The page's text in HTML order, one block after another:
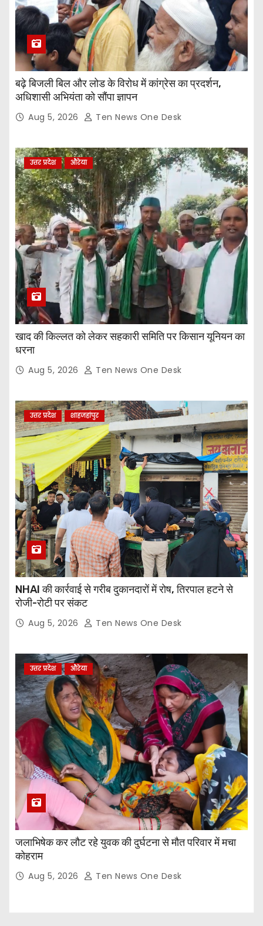
बढ़े बिजली बिल और लोड के विरोध में कांग्रेस का प्रदर्शन,
अधिशासी अभियंता को सौंपा ज्ञापन
Aug 5, 2026 Ten News One Desk
उत्तर प्रदेश औरेया
खाद की किल्लत को लेकर सहकारी समिति पर किसान यूनियन का
धरना
Aug 5, 2026 Ten News One Desk
उत्तर प्रदेश शाहजहांपुर
NHAI की कार्रवाई से गरीब दुकानदारों में रोष, तिरपाल हटने से
रोजी-रोटी पर संकट
Aug 5, 2026 Ten News One Desk
उत्तर प्रदेश औरेया
जलाभिषेक कर लौट रहे युवक की दुर्घटना से मौत परिवार में मचा
कोहराम
Aug 5, 2026 Ten News One Desk